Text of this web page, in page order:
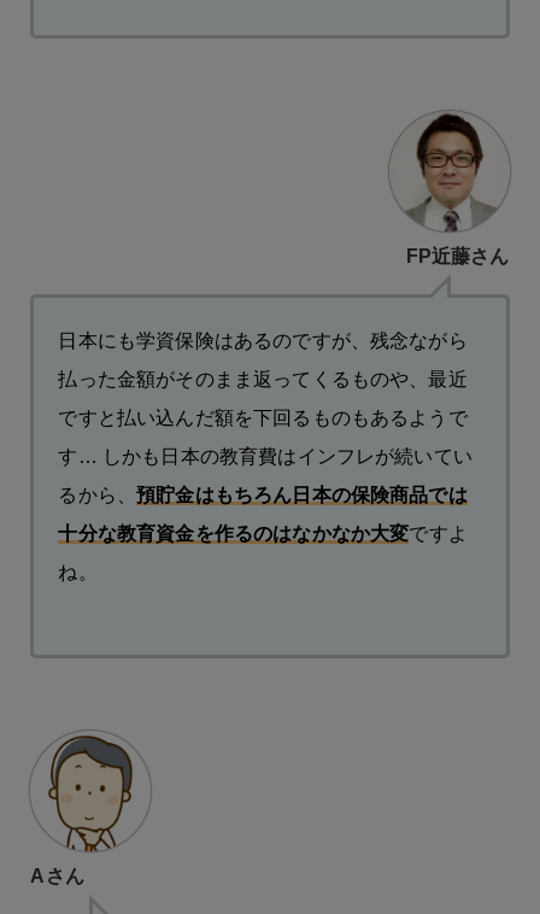
FP近藤さん
日本にも学資保険はあるのですが、残念ながら
払った金額がそのまま返ってくるものや、最近
ですと払い込んだ額を下回るものもあるようで
す… しかも日本の教育費はインフレが続いてい
るから、預貯金はもちろん日本の保険商品では
十分な教育資金を作るのはなかなか大変ですよ
ね。
Aさん